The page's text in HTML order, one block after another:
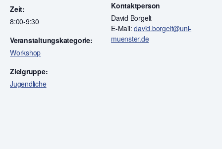
Zeit:
8:00-9:30
Veranstaltungskategorie:
Workshop
Zielgruppe:
Jugendliche
Kontaktperson
David Borgelt
E-Mail:david.borgelt@uni-
muenster.de